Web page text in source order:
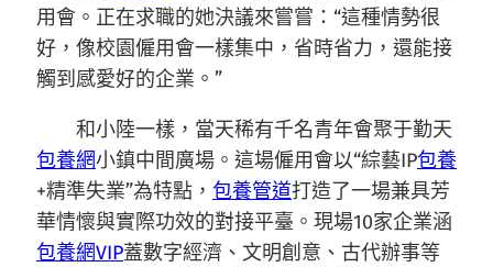
用會。正在求職的她決議來嘗嘗：“這種情勢很
好，像校園僱用會一樣集中，省時省力，還能接
觸到感愛好的企業。”
和小陸一樣，當天稀有千名青年會聚于勤天
包養網小鎮中間廣場。這場僱用會以“綜藝IP包養
+精準失業”為特點， 包養管道打造了一場兼具芳
華情懷與實際功效的對接平臺。現場10家企業涵
包養網VIP蓋數字經濟、文明創意、古代辦事等